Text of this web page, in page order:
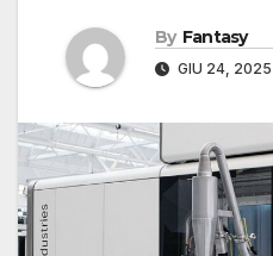
By Fantasy
GIU 24, 2025